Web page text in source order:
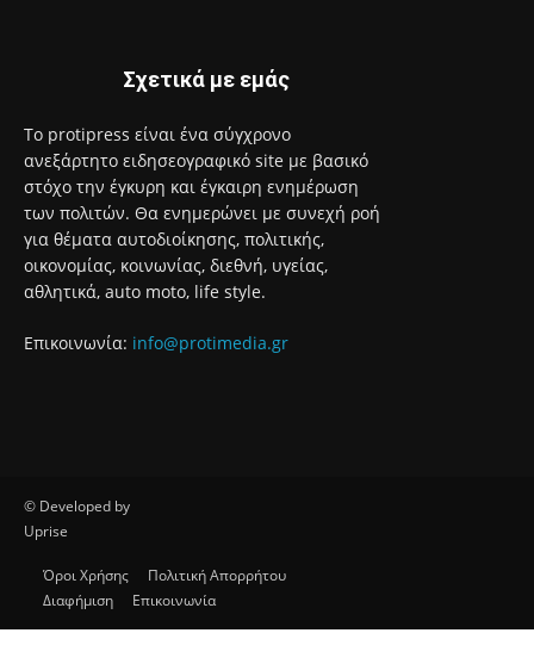
Σχετικά με εμάς
Το protipress είναι ένα σύγχρονο
ανεξάρτητο ειδησεογραφικό site με βασικό
στόχο την έγκυρη και έγκαιρη ενημέρωση
των πολιτών. Θα ενημερώνει με συνεχή ροή
για θέματα αυτοδιοίκησης, πολιτικής,
οικονομίας, κοινωνίας, διεθνή, υγείας,
αθλητικά, auto moto, life style.
Επικοινωνία: info@protimedia.gr
© Developed by
Uprise
Όροι Χρήσης
Πολιτική Απορρήτου
Διαφήμιση
Επικοινωνία